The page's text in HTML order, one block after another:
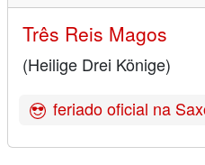
Três Reis Magos
(Heilige Drei Könige)
feriado oficial na